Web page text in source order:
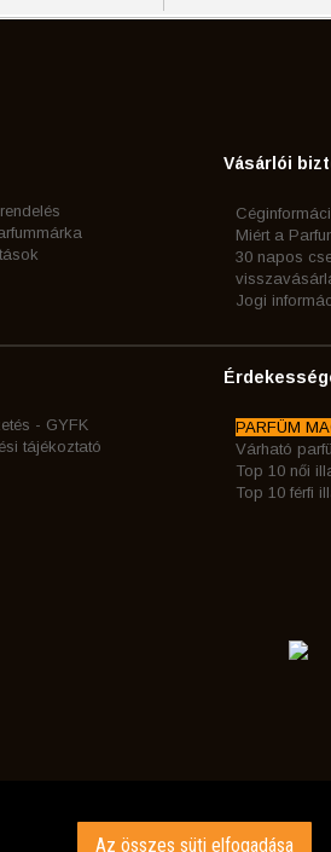
Vásárlói
Miért a
30 napos
Jogi
- GYFK
tájékoztató
PARFÜM
Várható
Top 10 női
Top 10 férfi
Az összes süti elfogadása